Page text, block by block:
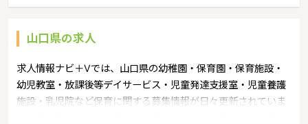
山口県の求人
求人情報ナビ＋Vでは、山口県の幼稚園・保育園・保育施設・
幼児教室・放課後等デイサービス・児童発達支援室・児童養護
施設・乳児院など保育に関する募集情報が日々更新されていま